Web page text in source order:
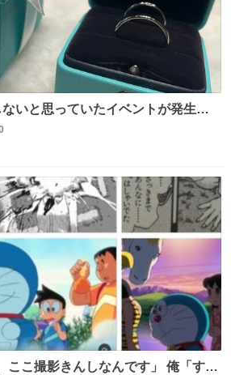
いと思っていたイベントが発生し
撮影きんしなんです」 俺「すみ